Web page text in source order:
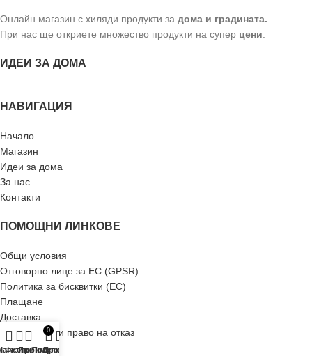
Онлайн магазин с хиляди продукти за дома и градината.
При нас ще откриете множество продукти на супер цени
ИДЕИ ЗА ДОМА
НАВИГАЦИЯ
Начало
Магазин
Идеи за дома
За нас
Контакти
ПОМОЩНИ ЛИНКОВЕ
Общи условия
Отговорно лице за ЕС (GPSR)
Политика за бисквитки (ЕС)
Плащане
Доставка
Рекламация и право на отказ
Връщане
ФилтриЛюбими
0
Покупки
Профил